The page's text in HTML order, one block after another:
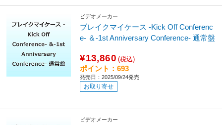
ビデオメーカー
ブレイクマイケース -Kick Off Conferenc
e- ＆-1st Anniversary Conference- 通常盤
¥13,860 (税込)
ポイント：693
発売日：2025/09/24発売
お取り寄せ
ビデオメーカー